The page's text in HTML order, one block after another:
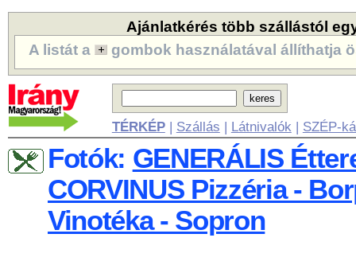
Ajánlatkérés több szállástól
A listát a
gombok használatával állíthatja
TÉRKÉP| Szállás | Látnivalók | SZÉP-
Fotók: GENERÁLIS
CORVINUS Pizzéria -
Vinotéka - Sopron